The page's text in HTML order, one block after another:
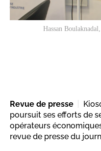
Hassan
Revue de presse
poursuit ses efforts de
opérateurs
revue de presse du